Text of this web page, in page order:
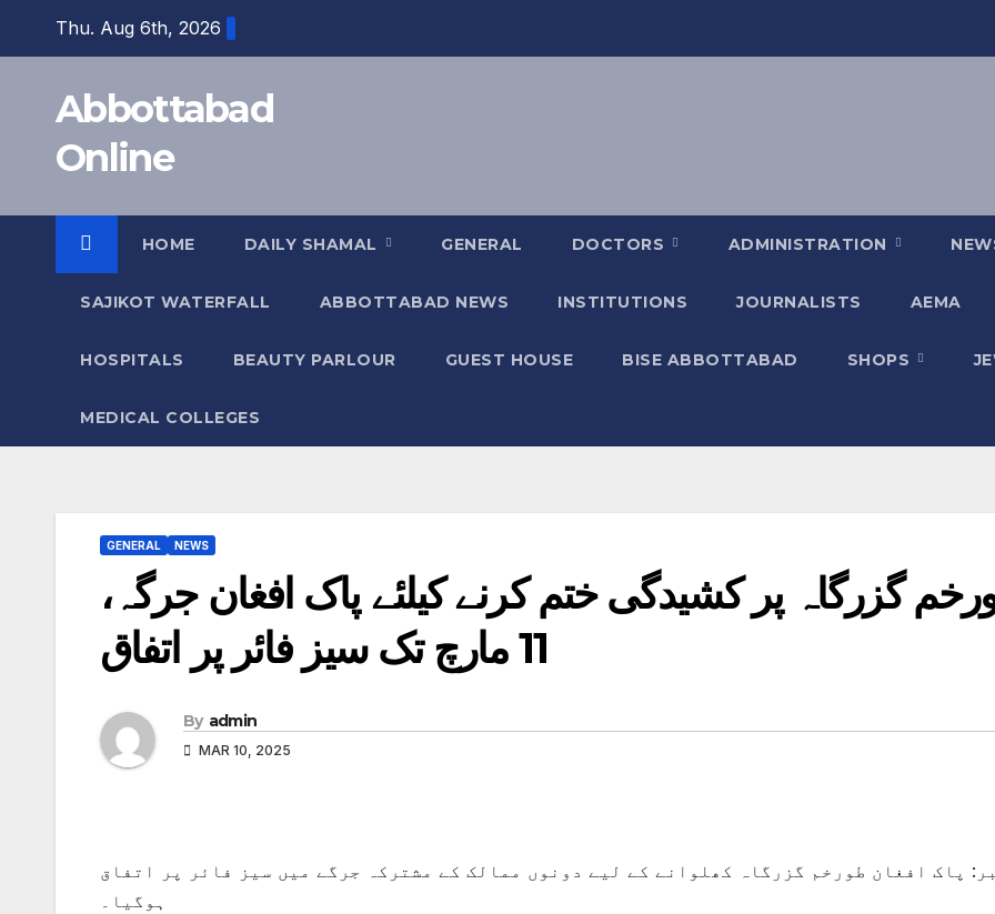
Thu. Aug 6th, 2026
Abbottabad
Online
HOME DAILY SHAMAL GENERAL DOCTORS ADMINISTRATION
SAJIKOT WATERFALL ABBOTTABAD NEWS INSTITUTIONS JOURNALISTS AEMA
HOSPITALS BEAUTY PARLOUR GUEST HOUSE BISE ABBOTTABAD SHOPS
MEDICAL COLLEGES
GENERAL NEWS
گزرگاہ پر کشیدگی ختم کرنے کیلئے پاک افغان جرگہ،
11 مارچ تک سیز فائر پر اتفاق
By admin
MAR 10, 2025
پاک افغان طورخم گزرگاہ کھلوانے کے لیے دونوں ممالک کے مشترکہ جرگے میں سیز فائر پر اتفاق
ہوگیا۔